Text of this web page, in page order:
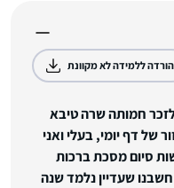
הורדה ללמידה לא מקוונת
חמותה שרה טיבא
דף יומי, בעלי ואני
סיום מסכת ברכות
שעדיין נלמד שנה